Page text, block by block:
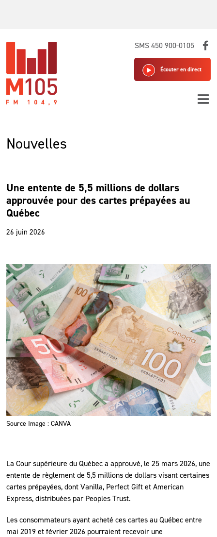
SMS 450 900-0105
Écouter en direct
Nouvelles
Une entente de 5,5 millions de dollars
approuvée pour des cartes prépayées au
Québec
26 juin 2026
Source Image : CANVA
La Cour supérieure du Québec a approuvé, le 25 mars 2026, une
entente de règlement de 5,5 millions de dollars visant certaines
cartes prépayées, dont Vanilla, Perfect Gift et American
Express, distribuées par Peoples Trust.
Les consommateurs ayant acheté ces cartes au Québec entre
mai 2019 et février 2026 pourraient recevoir une